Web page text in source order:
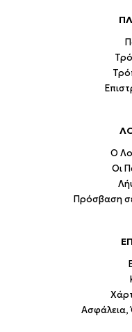
Ο
Οι
Πρόσβαση
Ασφάλεια,